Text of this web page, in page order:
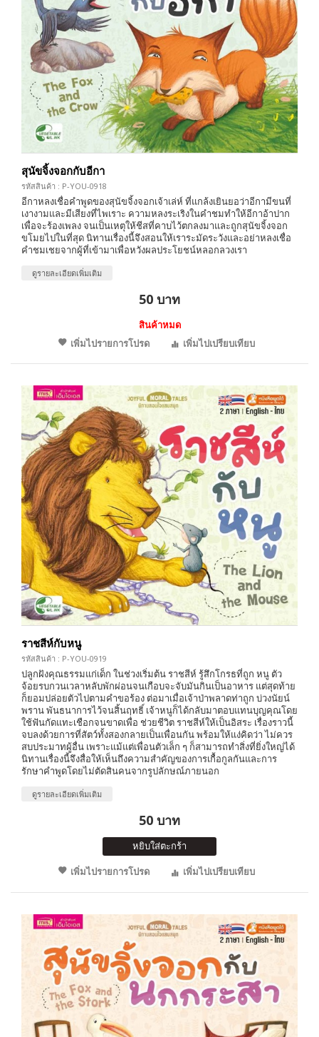
สุนัขจิ้งจอกกับอีกา
รหัสสินค้า : P-YOU-0918
อีกาหลงเชื่อคำพูดของสุนัขจิ้งจอกเจ้าเล่ห์ ที่แกล้งเยินยอว่าอีกามีขนที่
เงางามและมีเสียงที่ไพเราะ ความหลงระเริงในคำชมทำให้อีกาอ้าปาก
เพื่อจะร้องเพลง จนเป็นเหตุให้ชีสที่คาบไว้ตกลงมาและถูกสุนัขจิ้งจอก
ขโมยไปในที่สุด นิทานเรื่องนี้จึงสอนให้เราระมัดระวังและอย่าหลงเชื่อ
คำชมเชยจากผู้ที่เข้ามาเพื่อหวังผลประโยชน์หลอกลวงเรา
ดูรายละเอียดเพิ่มเติม
50 บาท
สินค้าหมด
เพิ่มไปรายการโปรด
เพิ่มไปเปรียบเทียบ
ราชสีห์กับหนู
รหัสสินค้า : P-YOU-0919
ปลูกฝังคุณธรรมแก่เด็ก ในช่วงเริ่มต้น ราชสีห์ รู้สึกโกรธที่ถูก หนู ตัว
จ้อยรบกวนเวลาหลับพักผ่อนจนเกือบจะจับมันกินเป็นอาหาร แต่สุดท้าย
ก็ยอมปล่อยตัวไปตามคำขอร้อง ต่อมาเมื่อเจ้าป่าพลาดท่าถูก บ่วงนัยน์
พราน พันธนาการไว้จนสิ้นฤทธิ์ เจ้าหนูก็ได้กลับมาตอบแทนบุญคุณโดย
ใช้ฟันกัดแทะเชือกจนขาดเพื่อ ช่วยชีวิต ราชสีห์ให้เป็นอิสระ เรื่องราวนี้
จบลงด้วยการที่สัตว์ทั้งสองกลายเป็นเพื่อนกัน พร้อมให้แง่คิดว่า ไม่ควร
สบประมาทผู้อื่น เพราะแม้แต่เพื่อนตัวเล็ก ๆ ก็สามารถทำสิ่งที่ยิ่งใหญ่ได้
นิทานเรื่องนี้จึงสื่อให้เห็นถึงความสำคัญของการเกื้อกูลกันและการ
รักษาคำพูดโดยไม่ตัดสินคนจากรูปลักษณ์ภายนอก
ดูรายละเอียดเพิ่มเติม
50 บาท
หยิบใส่ตะกร้า
เพิ่มไปรายการโปรด
เพิ่มไปเปรียบเทียบ